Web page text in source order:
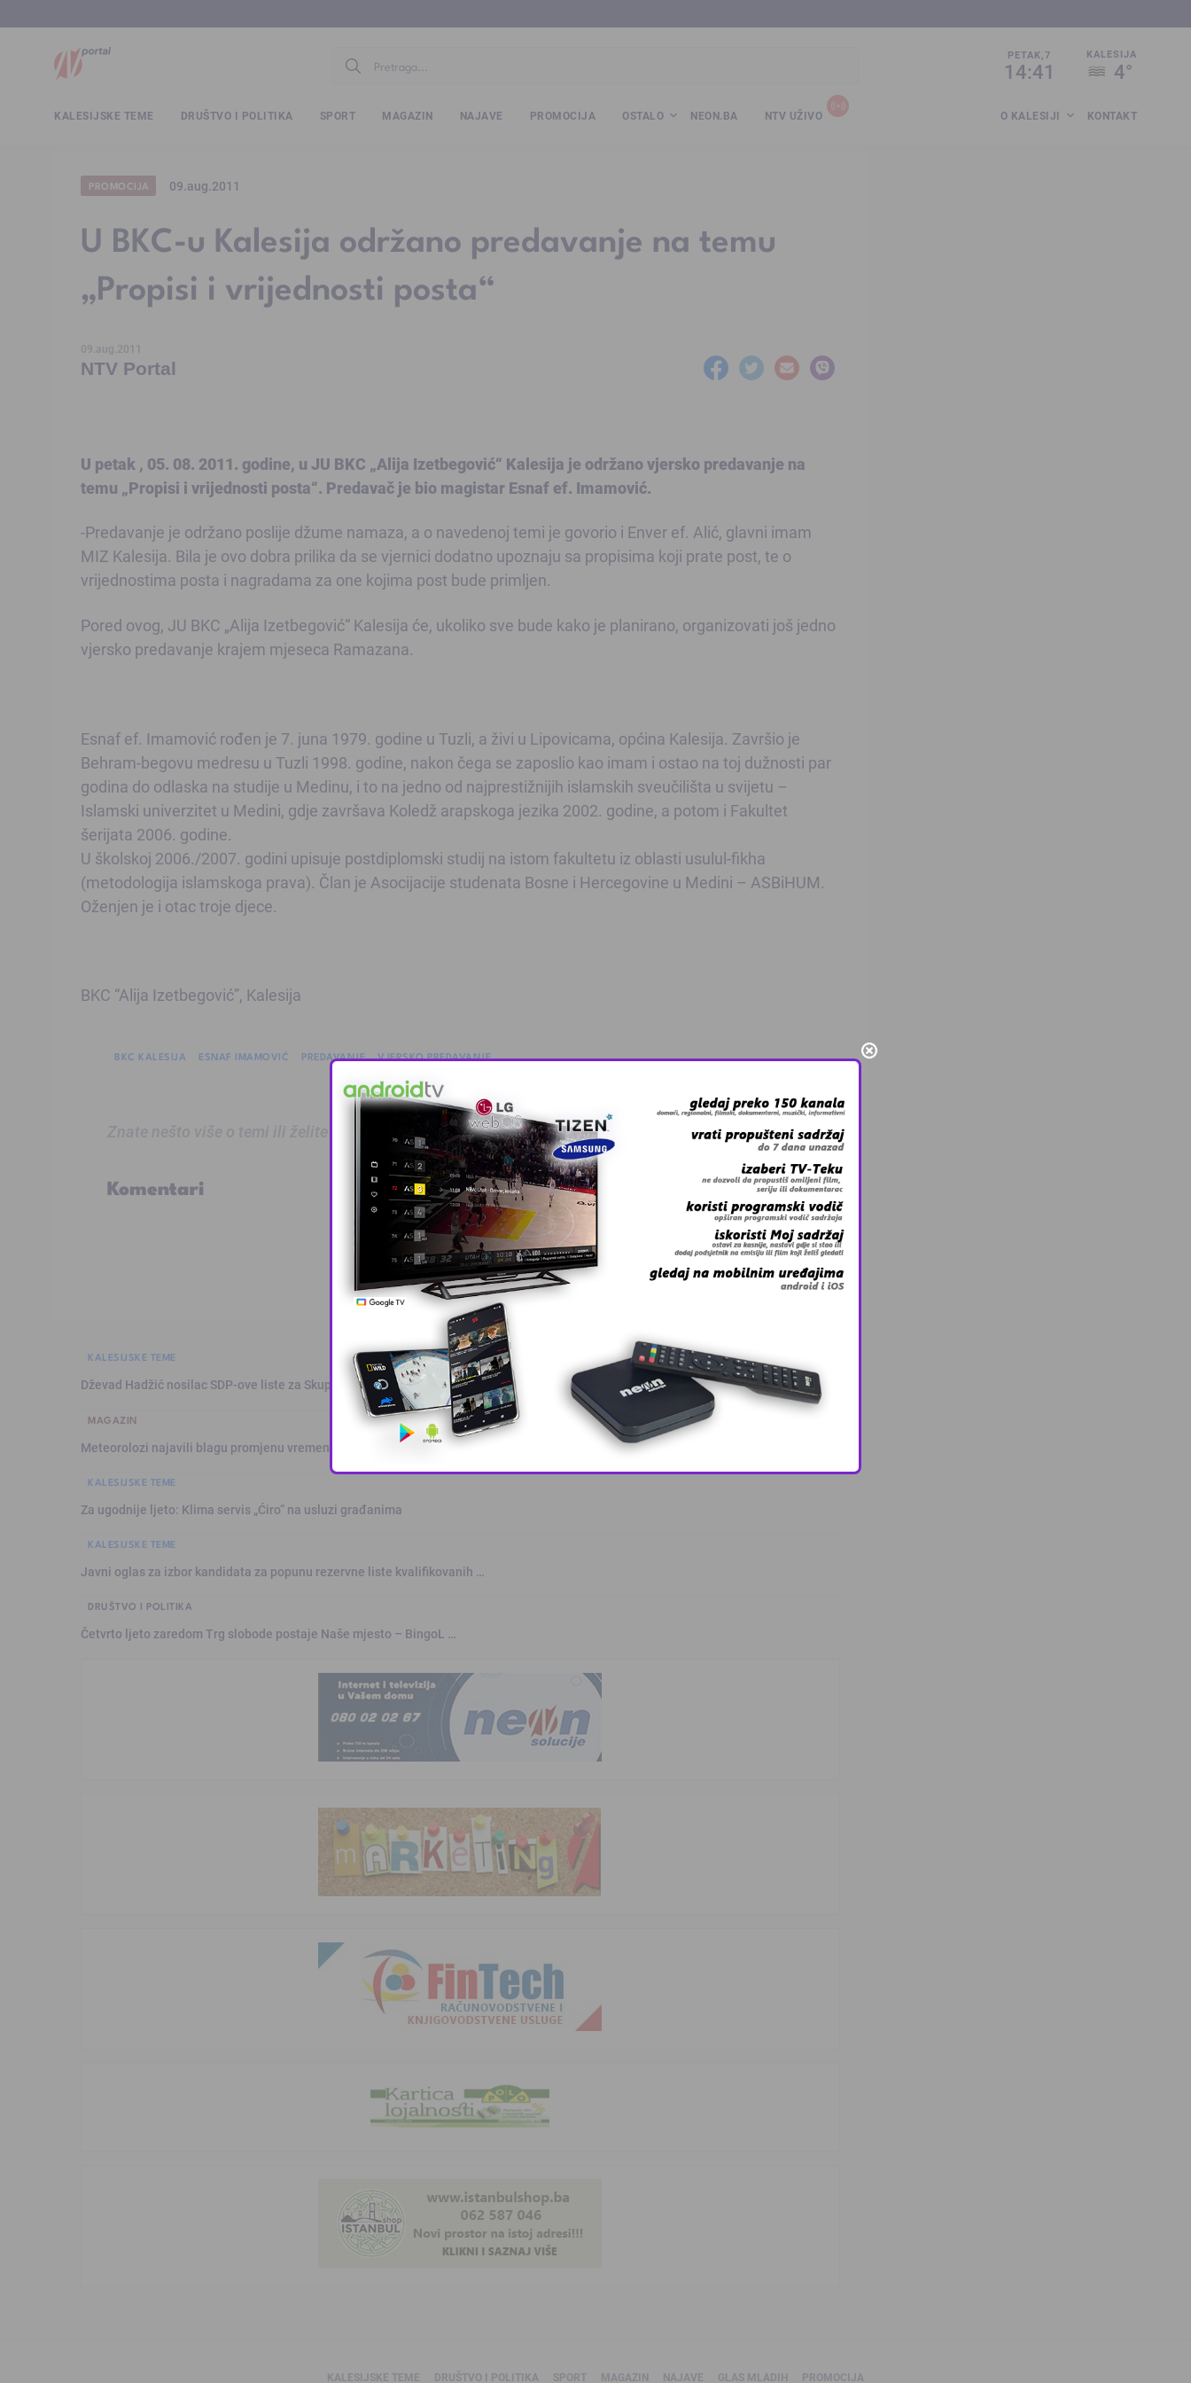
PETAK,7
14:41
KALESIJA
4°
KALESIJSKE TEME DRUŠTVO I POLITIKA SPORT MAGAZIN NAJAVE PROMOCIJA OSTALO NEON.BA NTV UŽIVO O KALESIJI KONTAKT
PROMOCIJA 09.aug.2011
U BKC-u Kalesija održano predavanje na temu
„Propisi i vrijednosti posta“
09.aug.2011
NTV Portal
U petak , 05. 08. 2011. godine, u JU BKC „Alija Izetbegović“ Kalesija je održano vjersko predavanje na
temu „Propisi i vrijednosti posta“. Predavač je bio magistar Esnaf ef. Imamović.
-Predavanje je održano poslije džume namaza, a o navedenoj temi je govorio i Enver ef. Alić, glavni imam
MIZ Kalesija. Bila je ovo dobra prilika da se vjernici dodatno upoznaju sa propisima koji prate post, te o
vrijednostima posta i nagradama za one kojima post bude primljen.
Pored ovog, JU BKC „Alija Izetbegović“ Kalesija će, ukoliko sve bude kako je planirano, organizovati još jedno
vjersko predavanje krajem mjeseca Ramazana.
Esnaf ef. Imamović rođen je 7. juna 1979. godine u Tuzli, a živi u Lipovicama, općina Kalesija. Završio je
Behram-begovu medresu u Tuzli 1998. godine, nakon čega se zaposlio kao imam i ostao na toj dužnosti par
godina do odlaska na studije u Medinu, i to na jedno od najprestižnijih islamskih sveučilišta u svijetu –
Islamski univerzitet u Medini, gdje završava Koledž arapskoga jezika 2002. godine, a potom i Fakultet
šerijata 2006. godine.
U školskoj 2006./2007. godini upisuje postdiplomski studij na istom fakultetu iz oblasti usulul-fikha
(metodologija islamskoga prava). Član je Asocijacije studenata Bosne i Hercegovine u Medini – ASBiHUM.
Oženjen je i otac troje djece.
BKC “Alija Izetbegović”, Kalesija
BKC KALESIJA ESNAF IMAMOVIĆ PREDAVANJE VJERSKO PREDAVANJE
Znate nešto više o temi ili želite prijaviti grešku u tekstu?
Komentari
KALESIJSKE TEME
Dževad Hadžić nosilac SDP-ove liste za Skupštinu Tuzlanskog kanton …
MAGAZIN
Meteorolozi najavili blagu promjenu vremena: Sutra pljuskovi i grmljav …
KALESIJSKE TEME
Za ugodnije ljeto: Klima servis „Ćiro“ na usluzi građanima
KALESIJSKE TEME
Javni oglas za izbor kandidata za popunu rezervne liste kvalifikovanih …
DRUŠTVO I POLITIKA
Četvrto ljeto zaredom Trg slobode postaje Naše mjesto – BingoL …
KALESIJSKE TEME DRUŠTVO I POLITIKA SPORT MAGAZIN NAJAVE GLAS MLADIH PROMOCIJA